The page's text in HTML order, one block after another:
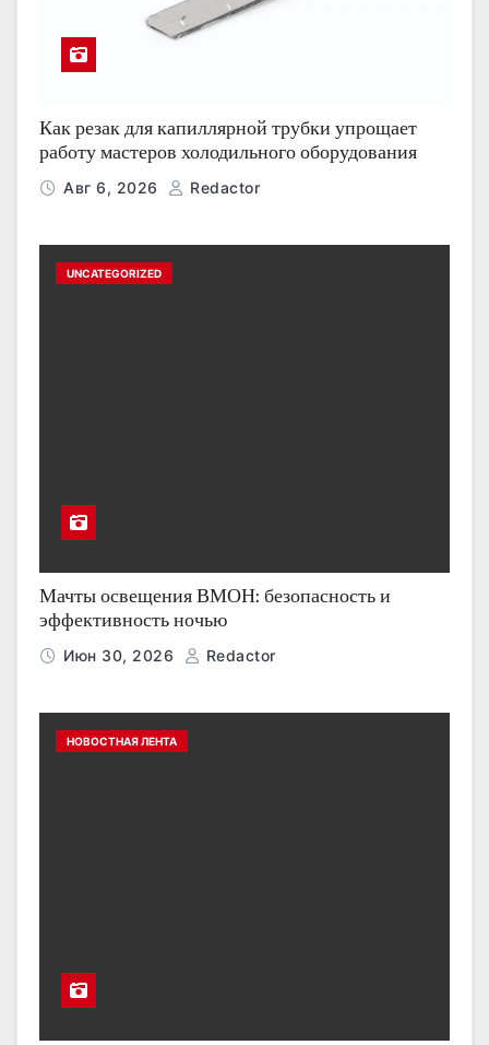
Как резак для капиллярной трубки упрощает
работу мастеров холодильного оборудования
Авг 6, 2026 Redactor
UNCATEGORIZED
Мачты освещения ВМОН: безопасность и
эффективность ночью
Июн 30, 2026 Redactor
НОВОСТНАЯ ЛЕНТА